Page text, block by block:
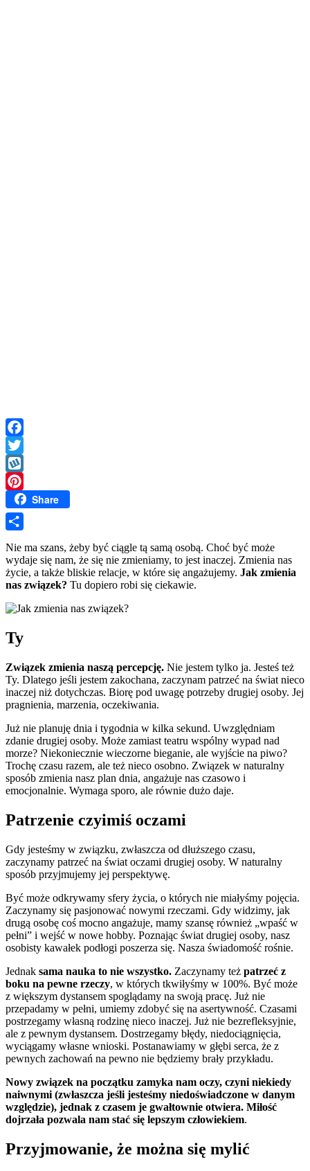
Facebook
Twitter
Wykop
PinterestShare
Nie ma szans, żeby być ciągle tą samą osobą. Choć być może
wydaje się nam, że się nie zmieniamy, to jest inaczej. Zmienia nas
życie, a także bliskie relacje, w które się angażujemy. Jak zmienia
nas związek? Tu dopiero robi się ciekawie.
Ty
Związek zmienia naszą percepcję. Nie jestem tylko ja. Jesteś też
Ty. Dlatego jeśli jestem zakochana, zaczynam patrzeć na świat nieco
inaczej niż dotychczas. Biorę pod uwagę potrzeby drugiej osoby. Jej
pragnienia, marzenia, oczekiwania.
Już nie planuję dnia i tygodnia w kilka sekund. Uwzględniam
zdanie drugiej osoby. Może zamiast teatru wspólny wypad nad
morze? Niekoniecznie wieczorne bieganie, ale wyjście na piwo?
Trochę czasu razem, ale też nieco osobno. Związek w naturalny
sposób zmienia nasz plan dnia, angażuje nas czasowo i
emocjonalnie. Wymaga sporo, ale równie dużo daje.
Patrzenie czyimiś oczami
Gdy jesteśmy w związku, zwłaszcza od dłuższego czasu,
zaczynamy patrzeć na świat oczami drugiej osoby. W naturalny
sposób przyjmujemy jej perspektywę.
Być może odkrywamy sfery życia, o których nie miałyśmy pojęcia.
Zaczynamy się pasjonować nowymi rzeczami. Gdy widzimy, jak
drugą osobę coś mocno angażuje, mamy szansę również „wpaść w
pełni” i wejść w nowe hobby. Poznając świat drugiej osoby, nasz
osobisty kawałek podłogi poszerza się. Nasza świadomość rośnie.
Jednak sama nauka to nie wszystko. Zaczynamy też patrzeć z
boku na pewne rzeczy, w których tkwiłyśmy w 100%. Być może
z większym dystansem spoglądamy na swoją pracę. Już nie
przepadamy w pełni, umiemy zdobyć się na asertywność. Czasami
postrzegamy własną rodzinę nieco inaczej. Już nie bezrefleksyjnie,
ale z pewnym dystansem. Dostrzegamy błędy, niedociągnięcia,
wyciągamy własne wnioski. Postanawiamy w głębi serca, że z
pewnych zachowań na pewno nie będziemy brały przykładu.
Nowy związek na początku zamyka nam oczy, czyni niekiedy
naiwnymi (zwłaszcza jeśli jesteśmy niedoświadczone w danym
względzie), jednak z czasem je gwałtownie otwiera. Miłość
dojrzała pozwala nam stać się lepszym człowiekiem.
Przyjmowanie, że można się mylić